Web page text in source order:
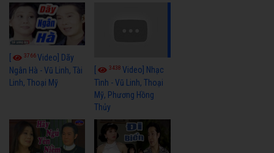
3766Video] Dãy
Ngân Hà - Vũ Linh, Tài
Linh, Thoại Mỹ
3438Video] Nhạc
Tình - Vũ Linh, Thoại
Mỹ, Phương Hồng
Thủy